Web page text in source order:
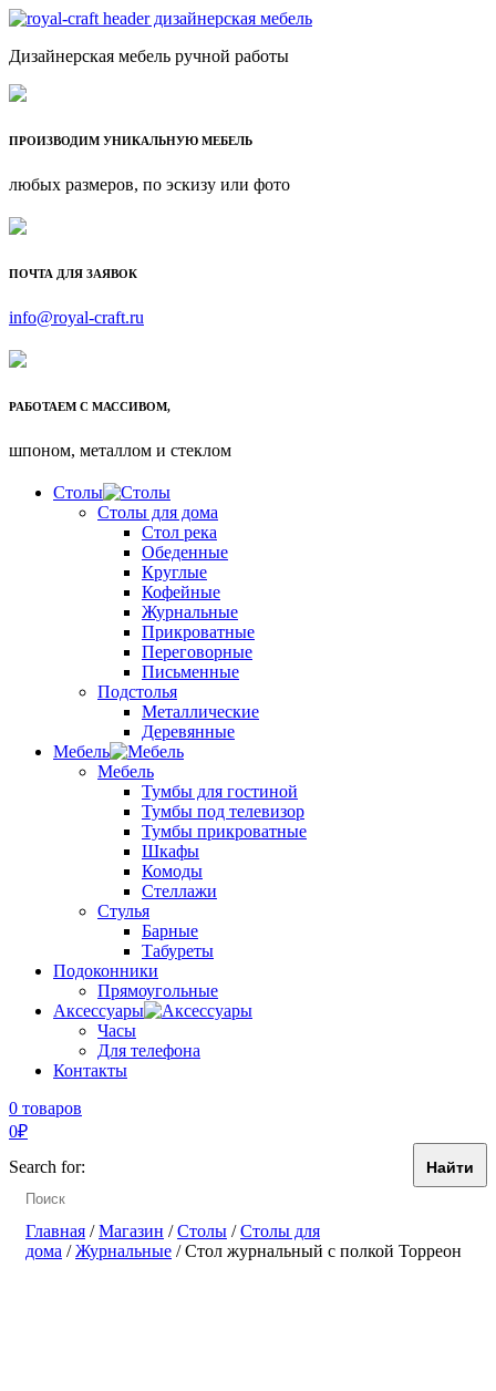
Дизайнерская мебель ручной работы
ПРОИЗВОДИМ УНИКАЛЬНУЮ МЕБЕЛЬ
любых размеров, по эскизу или фото
ПОЧТА ДЛЯ ЗАЯВОК
info@royal-craft.ru
РАБОТАЕМ С МАССИВОМ,
шпоном, металлом и стеклом
Столы
Столы для дома
Стол река
Обеденные
Круглые
Кофейные
Журнальные
Прикроватные
Переговорные
Письменные
Подстолья
Металлические
Деревянные
Мебель
Мебель
Тумбы для гостиной
Тумбы под телевизор
Тумбы прикроватные
Шкафы
Комоды
Стеллажи
Стулья
Барные
Табуреты
Подоконники
Прямоугольные
Аксессуары
Часы
Для телефона
Контакты
0 товаров
0₽
Search for:
Главная /Магазин /Столы /Столы для
дома /Журнальные / Стол журнальный с полкой Торреон